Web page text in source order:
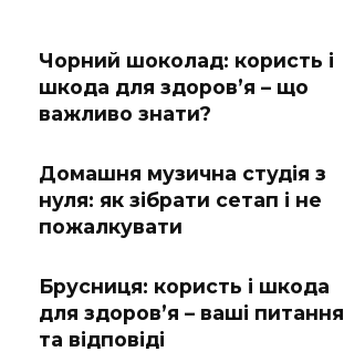
Чорний шоколад: користь і
шкода для здоров’я – що
важливо знати?
Домашня музична студія з
нуля: як зібрати сетап і не
пожалкувати
Брусниця: користь і шкода
для здоров’я – ваші питання
та відповіді